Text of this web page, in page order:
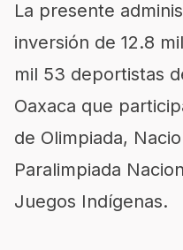
La presente
inversión de 12.8
mil 53 deportistas
Oaxaca que
de Olimpiada,
Paralimpiada
Juegos Indígenas.